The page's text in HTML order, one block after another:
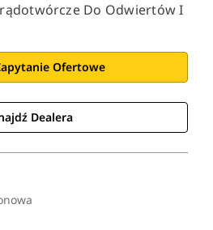
Do Odwiertów I
Ofertowe
Dealera